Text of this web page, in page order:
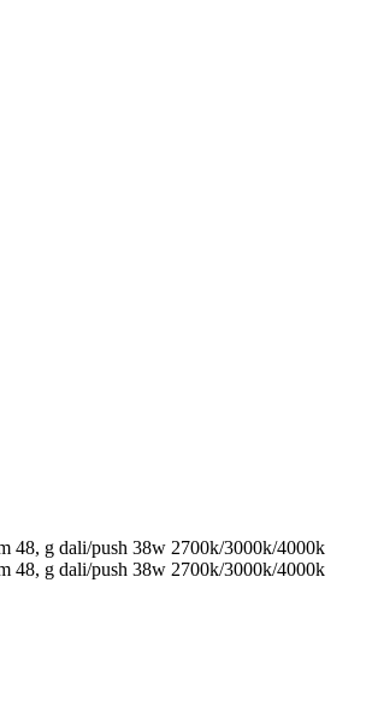
48, g dali/push 38w 2700k/3000k/4000k
48, g dali/push 38w 2700k/3000k/4000k